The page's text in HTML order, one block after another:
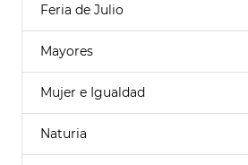
Feria de Julio
Mayores
Mujer e Igualdad
Naturia